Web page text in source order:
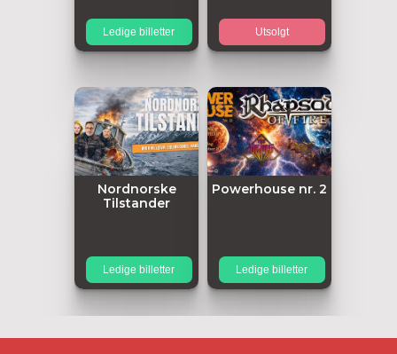
Ledige billetter Utsolgt
Nordnorske
Tilstander
Ledige billetter
Powerhouse nr. 2
Ledige billetter